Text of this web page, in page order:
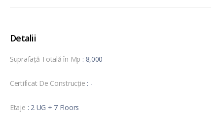
Detalii
Suprafață Totală în Mp : 8,000
Certificat De Construcție : -
Etaje : 2 UG + 7 Floors